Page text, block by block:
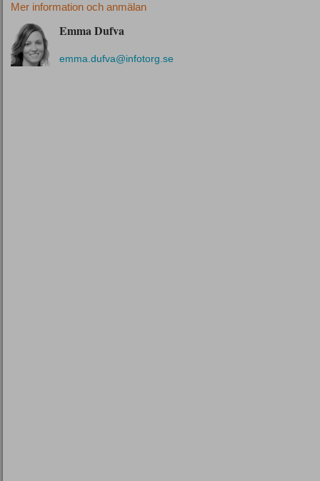
Mer information och anmälan
Emma Dufva
emma.dufva@infotorg.se